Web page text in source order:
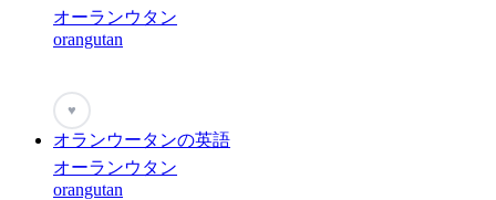
オーランウタン
orangutan
♥
オランウータンの英語
オーランウタン
orangutan